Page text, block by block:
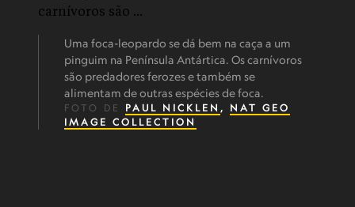
Uma foca-leopardo se dá bem na caça a um
pinguim na Península Antártica. Os carnívoros
são predadores ferozes e também se
alimentam de outras espécies de foca.
FOTO DE PAUL NICKLEN , NAT GEO
IMAGE COLLECTION